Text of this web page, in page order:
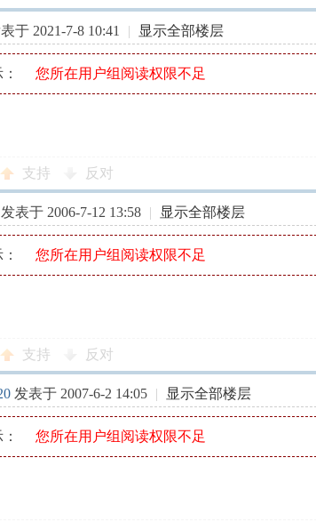
于 2021-7-8 10:41 | 显示全部楼层
您所在用户组阅读权限不足
支持 反对
发表于 2006-7-12 13:58 | 显示全部楼层
您所在用户组阅读权限不足
支持 反对
发表于 2007-6-2 14:05 | 显示全部楼层
您所在用户组阅读权限不足